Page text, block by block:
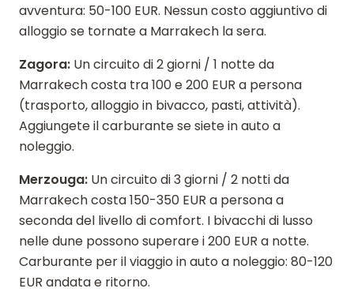
avventura: 50-100 EUR. Nessun costo aggiuntivo di
alloggio se tornate a Marrakech la sera.
Zagora: Un circuito di 2 giorni / 1 notte da
Marrakech costa tra 100 e 200 EUR a persona
(trasporto, alloggio in bivacco, pasti, attività).
Aggiungete il carburante se siete in auto a
noleggio.
Merzouga: Un circuito di 3 giorni / 2 notti da
Marrakech costa 150-350 EUR a persona a
seconda del livello di comfort. I bivacchi di lusso
nelle dune possono superare i 200 EUR a notte.
Carburante per il viaggio in auto a noleggio: 80-120
EUR andata e ritorno.